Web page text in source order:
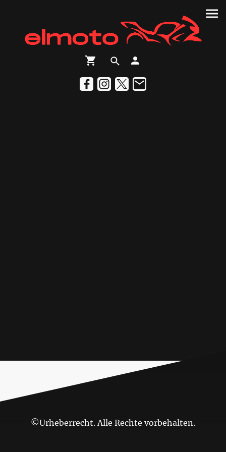
©Urheberrecht. Alle Rechte vorbehalten.